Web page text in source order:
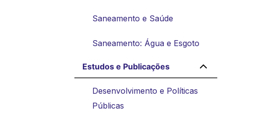
Saneamento e Saúde
Saneamento: Água e Esgoto
Estudos e Publicações
Desenvolvimento e Políticas
Públicas